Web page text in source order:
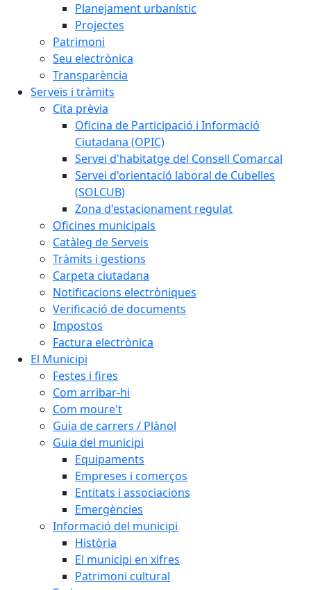
Planejament urbanístic
Projectes
Patrimoni
Seu electrònica
Transparència
Serveis i tràmits
Cita prèvia
Oficina de Participació i Informació
Ciutadana (OPIC)
Servei d'habitatge del Consell Comarcal
Servei d'orientació laboral de Cubelles
(SOLCUB)
Zona d'estacionament regulat
Oficines municipals
Catàleg de Serveis
Tràmits i gestions
Carpeta ciutadana
Notificacions electròniques
Verificació de documents
Impostos
Factura electrònica
El Municipi
Festes i fires
Com arribar-hi
Com moure't
Guia de carrers / Plànol
Guia del municipi
Equipaments
Empreses i comerços
Entitats i associacions
Emergències
Informació del municipi
Història
El municipi en xifres
Patrimoni cultural